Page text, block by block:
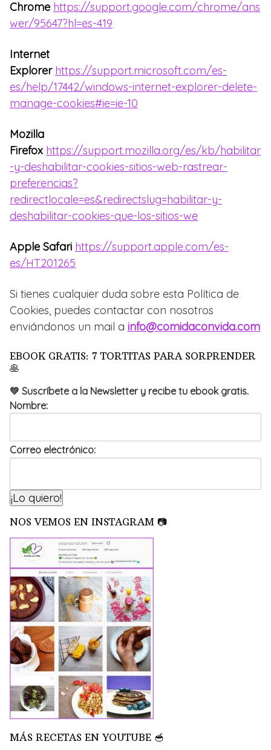
Chrome https://support.google.com/chrome/ans
wer/95647?hl=es-419
Internet
Explorer https://support.microsoft.com/es-
es/help/17442/windows-internet-explorer-delete-
manage-cookies#ie=ie-10
Mozilla
Firefox https://support.mozilla.org/es/kb/habilitar
-y-deshabilitar-cookies-sitios-web-rastrear-
preferencias?
redirectlocale=es&redirectslug=habilitar-y-
deshabilitar-cookies-que-los-sitios-we
Apple Safari https://support.apple.com/es-
es/HT201265
Si tienes cualquier duda sobre esta Política de
Cookies, puedes contactar con nosotros
enviándonos un mail a info@comidaconvida.com
EBOOK GRATIS: 7 TORTITAS PARA SORPRENDER
🥞
💚 Suscríbete a la Newsletter y recibe tu ebook gratis.
Nombre:
Correo electrónico:
NOS VEMOS EN INSTAGRAM 📷
MÁS RECETAS EN YOUTUBE 🥣